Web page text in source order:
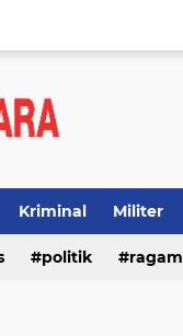
Kriminal Militer
politik ragam